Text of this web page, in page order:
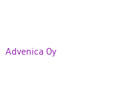
Advenica Oy